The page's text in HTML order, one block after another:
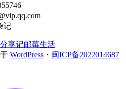
记
享记邮莓生活
WordPress ・ 闽ICP备2022014687